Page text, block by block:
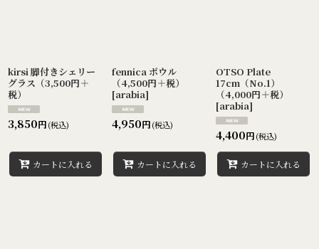
kirsi 脚付きシェリー
グラス（3,500円＋
税）
3,850円(税込)
カートに入れる
fennica ボウル
（4,500円＋税）
[arabia]
4,950円(税込)
カートに入れる
OTSO Plate
17cm（No.1）
（4,000円＋税）
[arabia]
4,400円(税込)
カートに入れる